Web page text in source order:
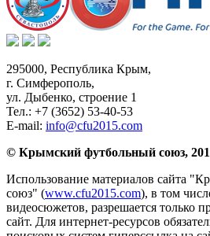
295000, Республика Крым,
г. Симферополь,
ул. Дыбенко, строение 1
Тел.: +7 (3652) 53-40-53
E-mail: info@cfu2015.com
© Крымский футбольный союз,
Использование материалов сайта
союз" (www.cfu2015.com), в том
видеосюжетов, разрешается только
сайт. Для интернет-ресурсов